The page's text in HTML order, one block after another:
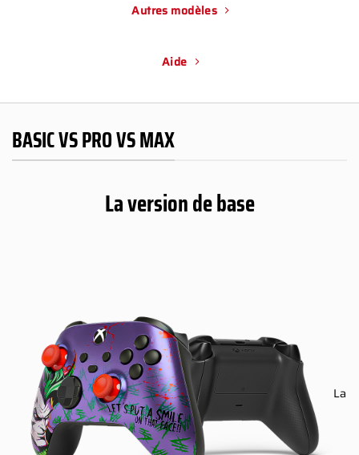
Autres modèles
Aide
BASIC VS PRO VS MAX
La version de base
La